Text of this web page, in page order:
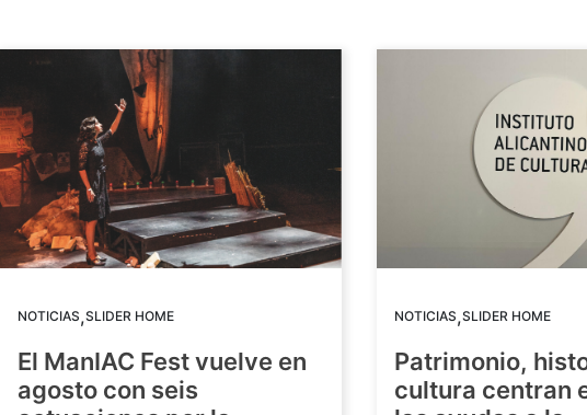
NOTICIAS,SLIDER HOME
El ManIAC Fest vuelve en
agosto con seis
NOTICIAS,SLIDER HOME
Patrimonio,
cultura centran